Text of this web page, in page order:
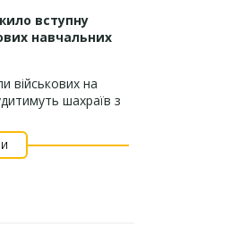
вступну
навчальних
військових на
шахраїв з